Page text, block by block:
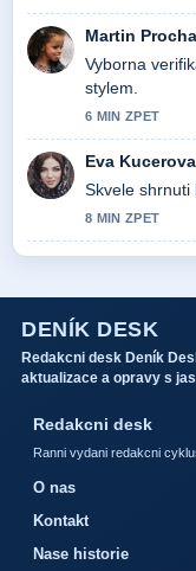
Martin
Vyborna
stylem.
6 MIN ZPET
Eva Kucerova
Skvele
8 MIN ZPET
DENÍK DESK
Redakcni desk Deník
aktualizace a opravy s
Redakcni desk
Ranni vydani redakcni
O nas
Kontakt
Nase historie